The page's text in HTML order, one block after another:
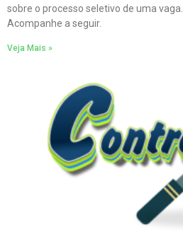
sobre o processo seletivo de uma vaga.
Acompanhe a seguir.
Veja Mais »